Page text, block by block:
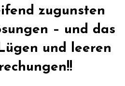
zugunsten
– und das
und leeren